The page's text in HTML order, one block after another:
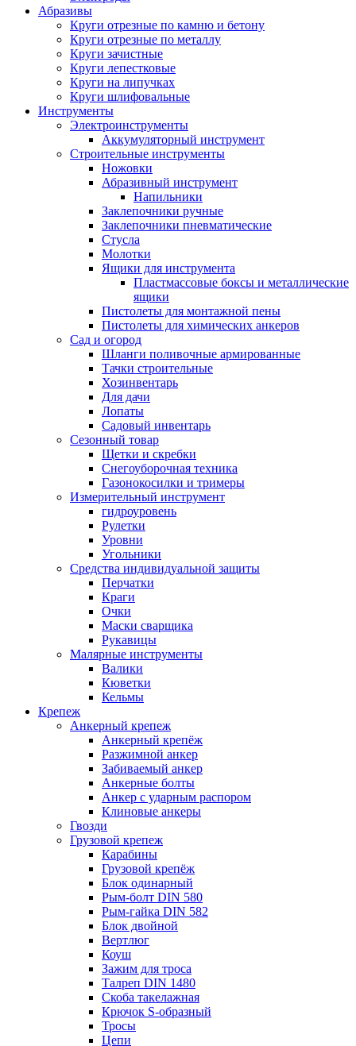
Абразивы
Круги отрезные по камню и бетону
Круги отрезные по металлу
Круги зачистные
Круги лепестковые
Круги на липучках
Круги шлифовальные
Инструменты
Электроинструменты
Аккумуляторный инструмент
Строительные инструменты
Ножовки
Абразивный инструмент
Напильники
Заклепочники ручные
Заклепочники пневматические
Стусла
Молотки
Ящики для инструмента
Пластмассовые боксы и металлические
ящики
Пистолеты для монтажной пены
Пистолеты для химических анкеров
Сад и огород
Шланги поливочные армированные
Тачки строительные
Хозинвентарь
Для дачи
Лопаты
Садовый инвентарь
Сезонный товар
Щетки и скребки
Снегоуборочная техника
Газонокосилки и тримеры
Измерительный инструмент
гидроуровень
Рулетки
Уровни
Угольники
Средства индивидуальной защиты
Перчатки
Краги
Очки
Маски сварщика
Рукавицы
Малярные инструменты
Валики
Кюветки
Кельмы
Крепеж
Анкерный крепеж
Анкерный крепёж
Разжимной анкер
Забиваемый анкер
Анкерные болты
Анкер с ударным распором
Клиновые анкеры
Гвозди
Грузовой крепеж
Карабины
Грузовой крепёж
Блок одинарный
Рым-болт DIN 580
Рым-гайка DIN 582
Блок двойной
Вертлюг
Коуш
Зажим для троса
Талреп DIN 1480
Скоба такелажная
Крючок S-образный
Тросы
Цепи